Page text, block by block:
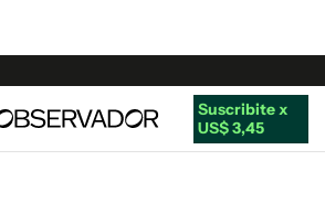
Suscribite x
US$ 3,45